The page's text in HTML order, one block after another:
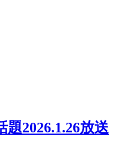
2026.1.26放送